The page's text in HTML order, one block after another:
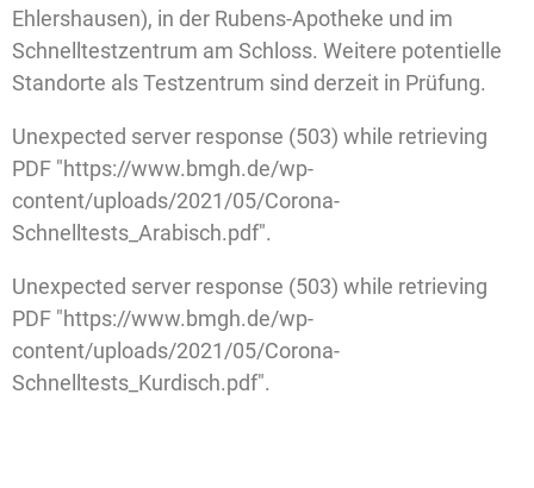
Ehlershausen), in der Rubens-Apotheke und im
Schnelltestzentrum am Schloss. Weitere potentielle
Standorte als Testzentrum sind derzeit in Prüfung.
Unexpected server response (503) while retrieving
PDF "https://www.bmgh.de/wp-
content/uploads/2021/05/Corona-
Schnelltests_Arabisch.pdf".
Unexpected server response (503) while retrieving
PDF "https://www.bmgh.de/wp-
content/uploads/2021/05/Corona-
Schnelltests_Kurdisch.pdf".